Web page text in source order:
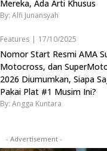
Mereka, Ada Arti Khusus
By: Alfi Junansyah
Features | 17/10/2025
Nomor Start Resmi AMA
Motocross, dan
2026 Diumumkan, Siapa
Pakai Plat #1 Musim Ini?
By: Angga Kuntara
- Advertisement -